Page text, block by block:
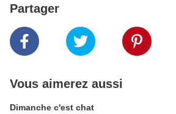
Partager
Vous aimerez aussi
Dimanche c'est chat